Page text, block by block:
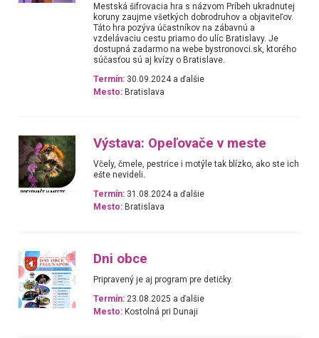
Mestská šifrovacia hra s názvom Príbeh ukradnutej
koruny zaujme všetkých dobrodruhov a objaviteľov.
Táto hra pozýva účastníkov na zábavnú a
vzdelávaciu cestu priamo do ulíc Bratislavy. Je
dostupná zadarmo na webe bystronovci.sk, ktorého
súčasťou sú aj kvízy o Bratislave.
Termín: 30.09.2024 a ďalšie
Mesto: Bratislava
Výstava: Opeľovače v meste
Včely, čmele, pestrice i motýle tak blízko, ako ste ich
ešte nevideli.
Termín: 31.08.2024 a ďalšie
Mesto: Bratislava
Dni obce
Pripravený je aj program pre detičky.
Termín: 23.08.2025 a ďalšie
Mesto: Kostolná pri Dunaji